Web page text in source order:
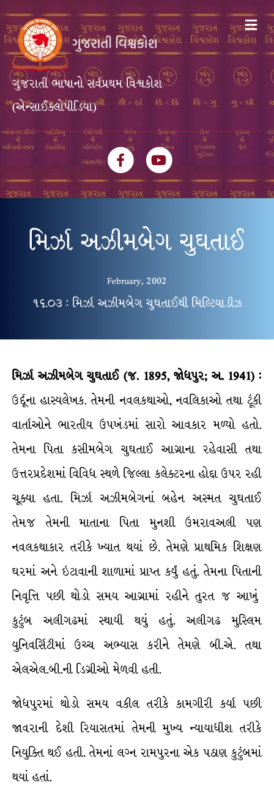
ગુજરાતી ભાષાનો સર્વપ્રથમ વિશ્વકોશ
(એન્સાઈક્લોપીડિયા)
FacebookYoutube
મિર્ઝા અઝીમબેગ ચુઘતાઈ
February, 2002
૧૬.૦૩ : મિર્ઝા અઝીમબેગ ચુઘતાઈથી મિલ્ટિયાડીઝ
મિર્ઝા અઝીમબેગ ચુઘતાઈ (જ. 1895, જોધપુર; અ. 1941) :
ઉર્દૂના હાસ્યલેખક. તેમની નવલકથાઓ, નવલિકાઓ તથા ટૂંકી
વાર્તાઓને ભારતીય ઉપખંડમાં સારો આવકાર મળ્યો હતો.
તેમના પિતા કસીમબેગ ચુઘતાઈ આગ્રાના રહેવાસી તથા
ઉત્તરપ્રદેશમાં વિવિધ સ્થળે જિલ્લા કલેક્ટરના હોદ્દા ઉપર રહી
ચૂક્યા હતા. મિર્ઝા અઝીમબેગનાં બહેન અસ્મત ચુઘતાઈ
તેમજ તેમની માતાના પિતા મુનશી ઉમરાવઅલી પણ
નવલકથાકાર તરીકે ખ્યાત થયાં છે. તેમણે પ્રાથમિક શિક્ષણ
ઘરમાં અને ઇટાવાની શાળામાં પ્રાપ્ત કર્યું હતું. તેમના પિતાની
નિવૃત્તિ પછી થોડો સમય આગ્રામાં રહીને તુરત જ આખું
કુટુંબ અલીગઢમાં સ્થાયી થયું હતું. અલીગઢ મુસ્લિમ
યુનિવર્સિટીમાં ઉચ્ચ અભ્યાસ કરીને તેમણે બી.એ. તથા
એલએલ.બી.ની ડિગ્રીઓ મેળવી હતી.
જોધપુરમાં થોડો સમય વકીલ તરીકે કામગીરી કર્યા પછી
જાવરાની દેશી રિયાસતમાં તેમની મુખ્ય ન્યાયાધીશ તરીકે
નિયુક્તિ થઈ હતી. તેમનાં લગ્ન રામપુરના એક પઠાણ કુટુંબમાં
થયાં હતાં.